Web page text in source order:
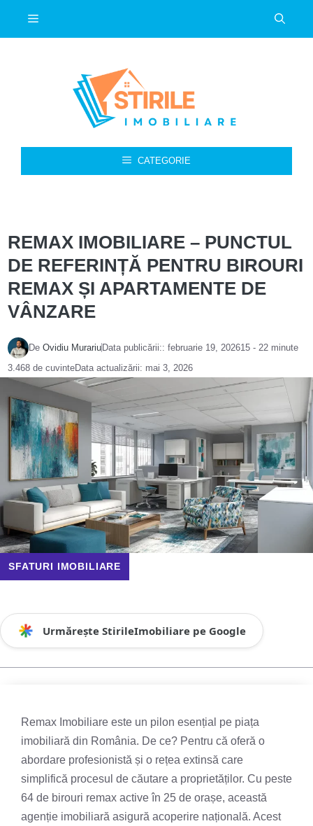
Meniu
CATEGORIE
REMAX IMOBILIARE – PUNCTUL
DE REFERINȚĂ PENTRU BIROURI
REMAX ȘI APARTAMENTE DE
VÂNZARE
De Ovidiu Murariu Data publicării:: februarie 19, 202615 - 22 minute
3.468 de cuvinteData actualizării: mai 3, 2026
SFATURI IMOBILIARE
Urmărește StirileImobiliare pe Google
Remax Imobiliare este un pilon esențial pe piața
imobiliară din România. De ce? Pentru că oferă o
abordare profesionistă și o rețea extinsă care
simplifică procesul de căutare a proprietăților. Cu peste
64 de birouri remax active în 25 de orașe, această
agenție imobiliară asigură acoperire națională. Acest